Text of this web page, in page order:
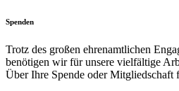
Spenden
Trotz des großen ehrenamtlichen
benötigen wir für unsere vielfältige
Über Ihre Spende oder Mitgliedschaft